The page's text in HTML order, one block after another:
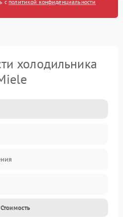
с политикой конфиденциальности
холодильника
Стоимость